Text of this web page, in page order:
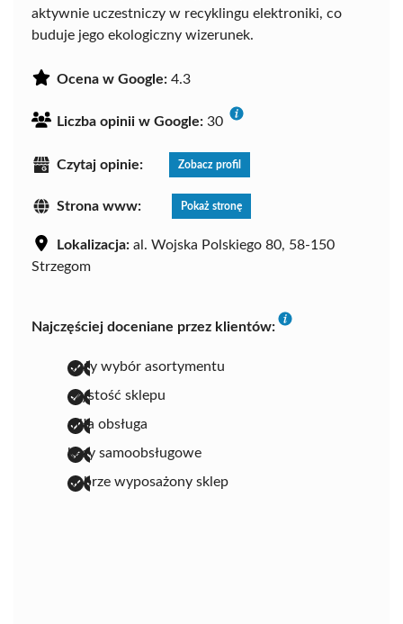
aktywnie uczestniczy w recyklingu elektroniki, co
buduje jego ekologiczny wizerunek.
Ocena w Google: 4.3
Liczba opinii w Google: 30
Czytaj opinie: Zobacz profil
Strona www: Pokaż stronę
Lokalizacja: al. Wojska Polskiego 80, 58-150
Strzegom
Najczęściej doceniane przez klientów:
duży wybór asortymentu
czystość sklepu
miła obsługa
kasy samoobsługowe
dobrze wyposażony sklep